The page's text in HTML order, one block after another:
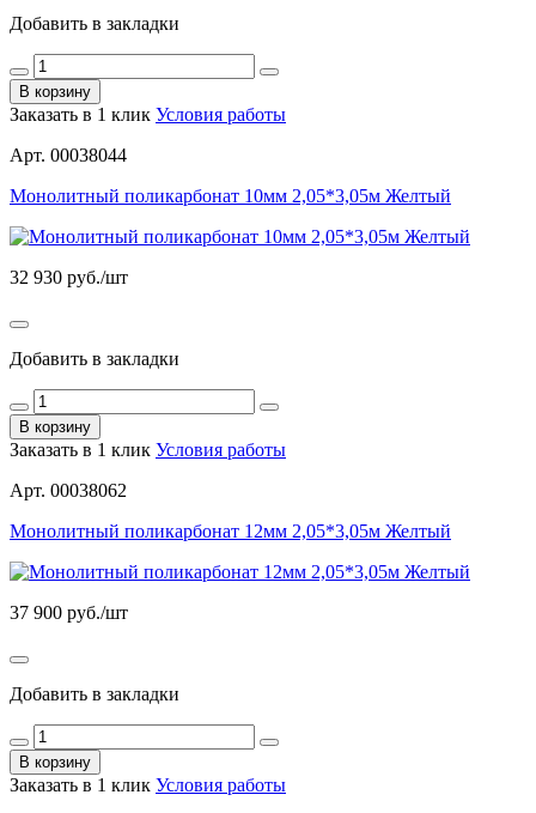
Добавить в закладки
В корзину
Заказать в 1 клик Условия работы
Арт. 00038044
Монолитный поликарбонат 10мм 2,05*3,05м Желтый
32 930 руб./шт
Добавить в закладки
В корзину
Заказать в 1 клик Условия работы
Арт. 00038062
Монолитный поликарбонат 12мм 2,05*3,05м Желтый
37 900 руб./шт
Добавить в закладки
В корзину
Заказать в 1 клик Условия работы